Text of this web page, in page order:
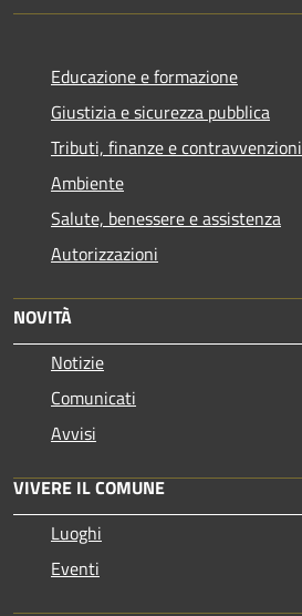
Educazione e formazione
Giustizia e sicurezza pubblica
Tributi, finanze e contravvenzioni
Ambiente
Salute, benessere e assistenza
Autorizzazioni
NOVITÀ
Notizie
Comunicati
Avvisi
VIVERE IL COMUNE
Luoghi
Eventi